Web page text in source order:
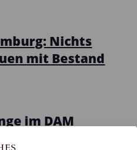
Nichts
mit Bestand
im DAM